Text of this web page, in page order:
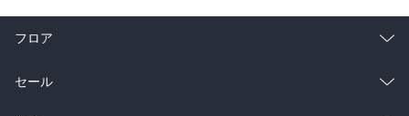
フロア
総合
セール